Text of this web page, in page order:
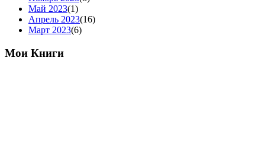
Май 2023(1)
Апрель 2023(16)
Март 2023(6)
Мои Книги